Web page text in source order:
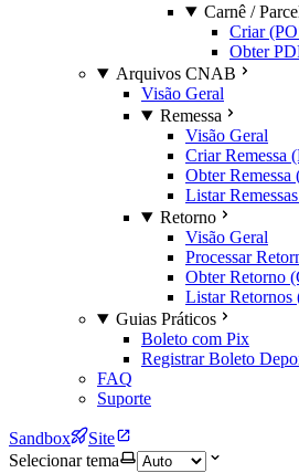
Carnê /
Criar
Obter
Arquivos CNAB
Visão Geral
Remessa
Visão Geral
Criar Remessa
Obter Remessa
Listar
Retorno
Visão Geral
Processar
Obter Retorno
Listar Retornos
Guias Práticos
Boleto com Pix
Registrar Boleto
FAQ
Suporte
Sandbox
Site
Selecionar tema